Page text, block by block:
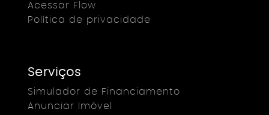
Acessar Flow
Política de privacidade
Serviços
Simulador de Financiamento
Anunciar Imóvel